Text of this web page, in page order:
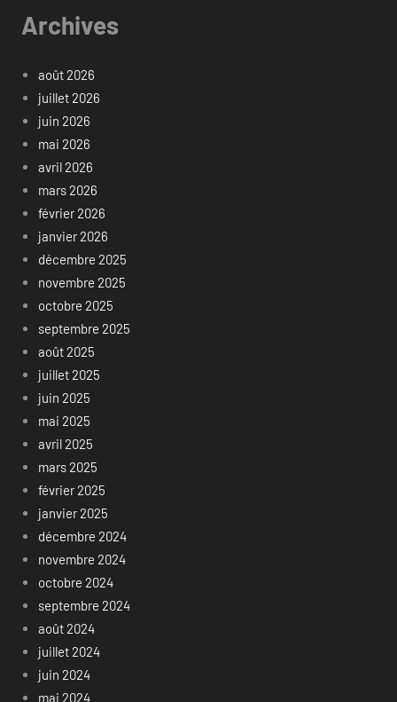
Archives
août 2026
juillet 2026
juin 2026
mai 2026
avril 2026
mars 2026
février 2026
janvier 2026
décembre 2025
novembre 2025
octobre 2025
septembre 2025
août 2025
juillet 2025
juin 2025
mai 2025
avril 2025
mars 2025
février 2025
janvier 2025
décembre 2024
novembre 2024
octobre 2024
septembre 2024
août 2024
juillet 2024
juin 2024
mai 2024